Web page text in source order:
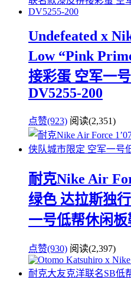
Undefeated x
Low “Pink
接彩蛋 空军一
DV5255-200
点赞(923) 阅读(2,351)
耐克Nike Air
绿色 达拉斯独
一号低帮休闲板
点赞(930) 阅读(2,397)